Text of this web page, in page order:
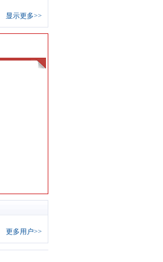
显示更多>>
更多用户>>